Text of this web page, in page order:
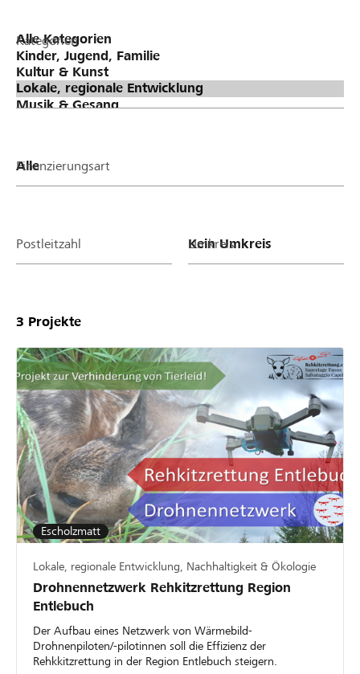
Kategorien
Finanzierungsart
Postleitzahl Umkreis
3 Projekte
Escholzmatt
Lokale, regionale Entwicklung, Nachhaltigkeit & Ökologie
Drohnennetzwerk Rehkitzrettung Region
Entlebuch
Der Aufbau eines Netzwerk von Wärmebild-
Drohnenpiloten/-pilotinnen soll die Effizienz der
Rehkkitzrettung in der Region Entlebuch steigern.